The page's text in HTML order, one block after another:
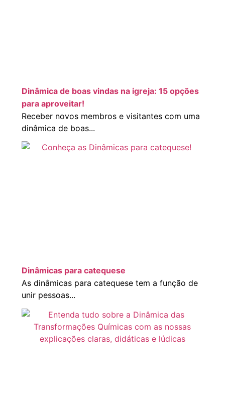
Dinâmica de boas vindas na igreja: 15 opções
para aproveitar!
Receber novos membros e visitantes com uma
dinâmica de boas...
Dinâmicas para catequese
As dinâmicas para catequese tem a função de
unir pessoas...